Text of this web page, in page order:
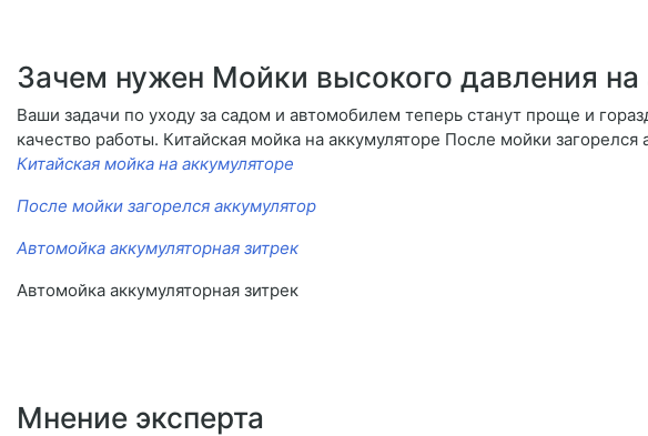
Зачем нужен Мойки высокого давления на
Ваши задачи по уходу за садом и автомобилем теперь станут проще и
качество работы. Китайская мойка на аккумуляторе После мойки загорелся
Китайская мойка на аккумуляторе
После мойки загорелся аккумулятор
Автомойка аккумуляторная зитрек
Автомойка аккумуляторная зитрек
Мнение эксперта